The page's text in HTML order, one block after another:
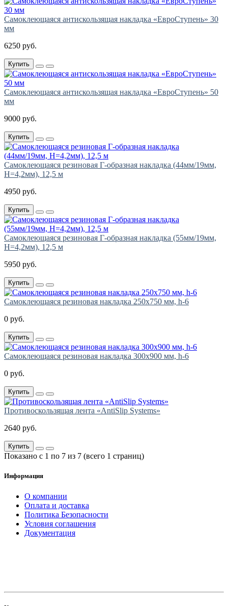
Самоклеющаяся антискользящая накладка «ЕвроСтупень» 30
мм
6250 руб.
Купить
Самоклеющаяся антискользящая накладка «ЕвроСтупень» 50
мм
9000 руб.
Купить
Самоклеющаяся резиновая Г-образная накладка (44мм/19мм,
H=4,2мм), 12,5 м
4950 руб.
Купить
Самоклеющаяся резиновая Г-образная накладка (55мм/19мм,
H=4,2мм), 12,5 м
5950 руб.
Купить
Самоклеющаяся резиновая накладка 250х750 мм, h-6
0 руб.
Купить
Самоклеющаяся резиновая накладка 300х900 мм, h-6
0 руб.
Купить
Противоскользящая лента «AntiSlip Systems»
2640 руб.
Купить
Показано с 1 по 7 из 7 (всего 1 страниц)
Информация
О компании
Оплата и доставка
Политика Безопасности
Условия соглашения
Документация